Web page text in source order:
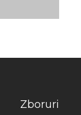
Zboruri